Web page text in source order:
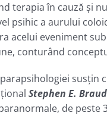
terapia în cauză
psihic a aurului
acelui eveniment
conturând
Stephen E.
de peste